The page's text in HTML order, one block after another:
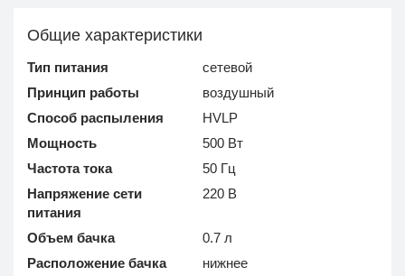
Общие характеристики
Тип питания
сетевой
Принцип работы
воздушный
Способ распыления
HVLP
Мощность
500 Вт
Частота тока
50 Гц
Напряжение сети
питания
220 В
Объем бачка
0.7 л
Расположение бачка
нижнее